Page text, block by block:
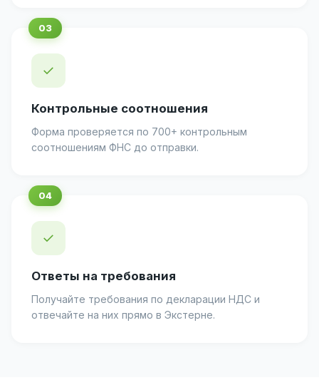
✓
Контрольные соотношения
Форма проверяется по 700+ контрольным
соотношениям ФНС до отправки.
✓
Ответы на требования
Получайте требования по декларации НДС и
отвечайте на них прямо в Экстерне.